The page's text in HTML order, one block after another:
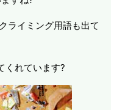
ライミング用語も出て
くれています?